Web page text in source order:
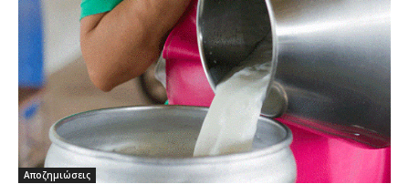
Αποζημιώσεις